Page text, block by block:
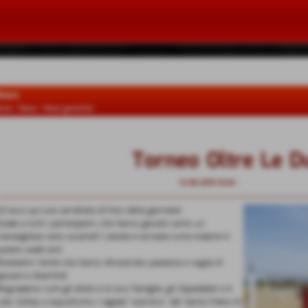
News News generiche
Torneo Oltre Le
Ed ecco qui una carrellata di foto della giornata!
Grazie a tutti i partecipanti, che hanno giocato sotto un
meraviglioso sole cocente!! L'estate è arrivata tutta insieme in
questo week end.
Bravissimi i bimbi che hanno dimostrato passione e voglia di
e divertirsi!
Ringraziamo tutti gli atleti e le loro famiglie, gli Ospedalieri e il
Lido Volley e soprattutto i ragazzi "warriors" del Santa Chiara di